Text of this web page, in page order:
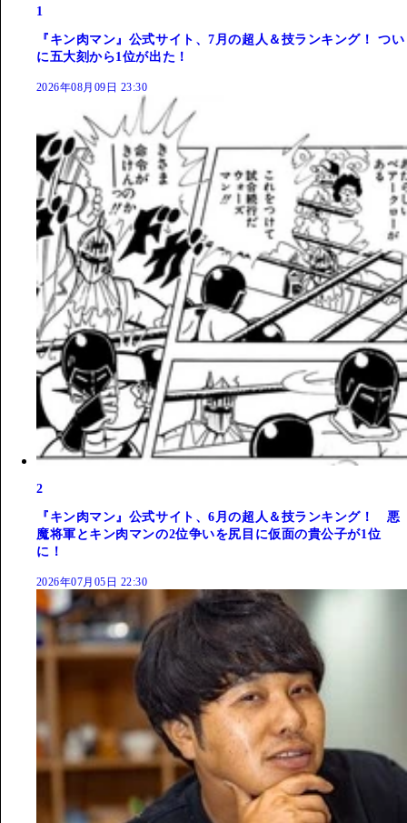
1
『キン肉マン』公式サイト、7月の超人＆技ランキング！ つい
に五大刻から1位が出た！
2026年08月09日 23:30
2
『キン肉マン』公式サイト、6月の超人＆技ランキング！ 悪
魔将軍とキン肉マンの2位争いを尻目に仮面の貴公子が1位
に！
2026年07月05日 22:30